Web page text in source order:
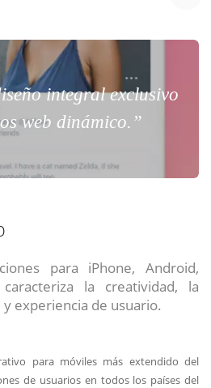
integral exclusivo
web dinámico.”
para iPhone, Android,
la creatividad, la
experiencia de usuario.
para móviles más extendido del
de usuarios en todos los países del